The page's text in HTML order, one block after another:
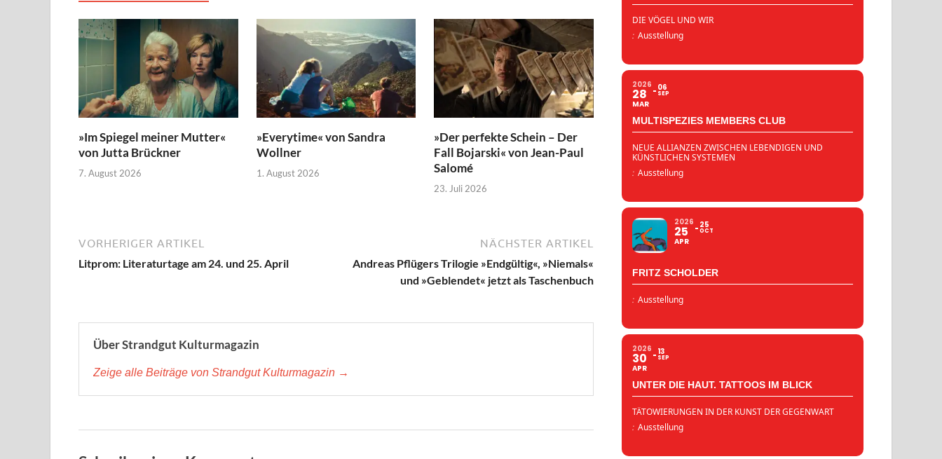
»Im Spiegel meiner Mutter«
von Jutta Brückner
7. August 2026
»Everytime« von Sandra
Wollner
1. August 2026
»Der perfekte Schein – Der
Fall Bojarski« von Jean-Paul
Salomé
23. Juli 2026
VORHERIGER ARTIKEL
Litprom: Literaturtage am 24. und 25. April
NÄCHSTER ARTIKEL
Andreas Pflügers Trilogie »Endgültig«, »Niemals«
und »Geblendet« jetzt als Taschenbuch
Über Strandgut Kulturmagazin
Zeige alle Beiträge von Strandgut Kulturmagazin →
DIE VÖGEL UND WIR
: Ausstellung
2026
28
MAR
06
SEP
MULTISPEZIES MEMBERS CLUB
NEUE ALLIANZEN ZWISCHEN LEBENDIGEN UND
KÜNSTLICHEN SYSTEMEN
: Ausstellung
2026
25
APR
25
OCT
FRITZ SCHOLDER
: Ausstellung
2026
30
APR
13
SEP
UNTER DIE HAUT. TATTOOS IM BLICK
TÄTOWIERUNGEN IN DER KUNST DER GEGENWART
: Ausstellung